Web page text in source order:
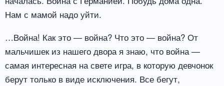
Нам с мамой надо уйти.
…Война! Как это — война? Что это — война? От
мальчишек из нашего двора я знаю, что война —
самая интересная на свете игра, в которую девчонок
берут только в виде исключения. Все бегут,